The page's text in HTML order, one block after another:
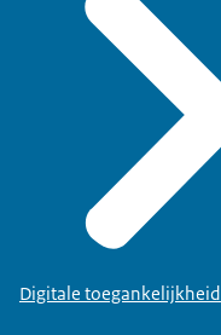
Digitale toegankelijkheid